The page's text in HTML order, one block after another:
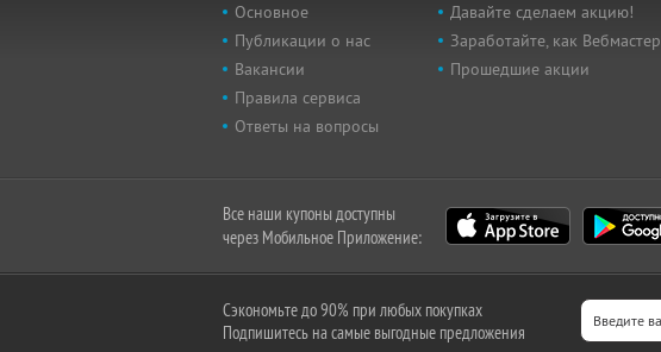
Основное
Публикации о нас
Вакансии
Правила сервиса
Ответы на вопросы
Давайте сделаем акцию!
Заработайте, как Вебмастер
Прошедшие акции
Все наши купоны доступны
через Мобильное Приложение:
Сэкономьте до 90% при любых покупках
Подпишитесь на самые выгодные предложения